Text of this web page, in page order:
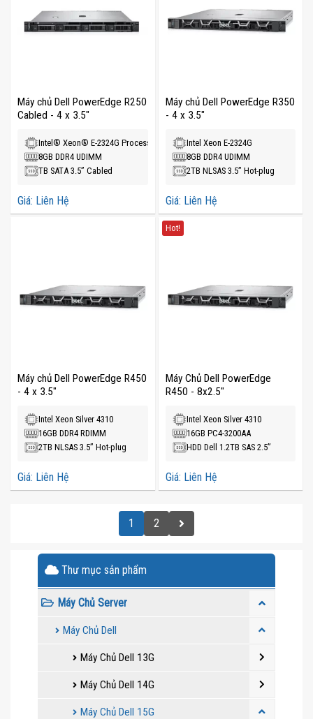
Thư mục sản phẩm
Máy Chủ Server
Máy Chủ Dell
Máy Chủ Dell 13G
Máy Chủ Dell 14G
Máy Chủ Dell 15G
Máy chủ Dell PowerEdge R250
Cabled - 4 x 3.5"
Intel® Xeon® E-2324G Processor
8GB DDR4 UDIMM
TB SATA 3.5” Cabled
Giá: Liên Hệ
Máy chủ Dell PowerEdge R350
- 4 x 3.5"
Intel Xeon E-2324G
8GB DDR4 UDIMM
2TB NLSAS 3.5” Hot-plug
Giá: Liên Hệ
Máy chủ Dell PowerEdge R450
- 4 x 3.5"
Intel Xeon Silver 4310
16GB DDR4 RDIMM
2TB NLSAS 3.5” Hot-plug
Giá: Liên Hệ
Hot!
Máy Chủ Dell PowerEdge
R450 - 8x2.5"
Intel Xeon Silver 4310
16GB PC4-3200AA
HDD Dell 1.2TB SAS 2.5”
Giá: Liên Hệ
1 2